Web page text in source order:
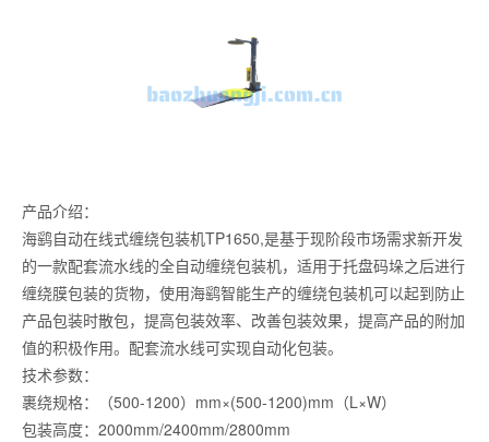
产品介绍：
海鹞自动在线式缠绕包装机TP1650,是基于现阶段市场需求新开发
的一款配套流水线的全自动缠绕包装机，适用于托盘码垛之后进行
缠绕膜包装的货物，使用海鹞智能生产的缠绕包装机可以起到防止
产品包装时散包，提高包装效率、改善包装效果，提高产品的附加
值的积极作用。配套流水线可实现自动化包装。
技术参数：
裹绕规格：（500-1200）mm×(500-1200)mm（L×W）
包装高度：2000mm/2400mm/2800mm